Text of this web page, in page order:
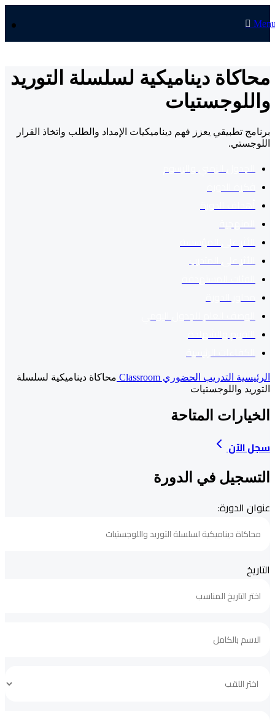
محاكاة ديناميكية لسلسلة التوريد
واللوجستيات
برنامج تطبيقي يعزز فهم ديناميكيات الإمداد والطلب واتخاذ القرار
اللوجستي.
الجدول الزمني والرسوم
فكرة الدورة
أهداف الدورة
المنهجية
الأثر على المؤسسة
الأثر على المتدرب
الفئات المستهدفة
محاور الدورة
الوصف العام للجدول اليومي
التقييم والشهادة
الكفاءات الرئيسية
الرئيسية التدريب الحضوري Classroom
محاكاة ديناميكية لسلسلة
التوريد واللوجستيات
الخيارات المتاحة
سجل الآن
التسجيل في الدورة
عنوان الدورة:
التاريخ